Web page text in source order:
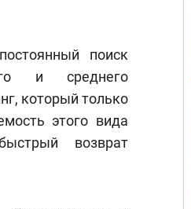
поиск
и среднего
который только
этого вида
возврат